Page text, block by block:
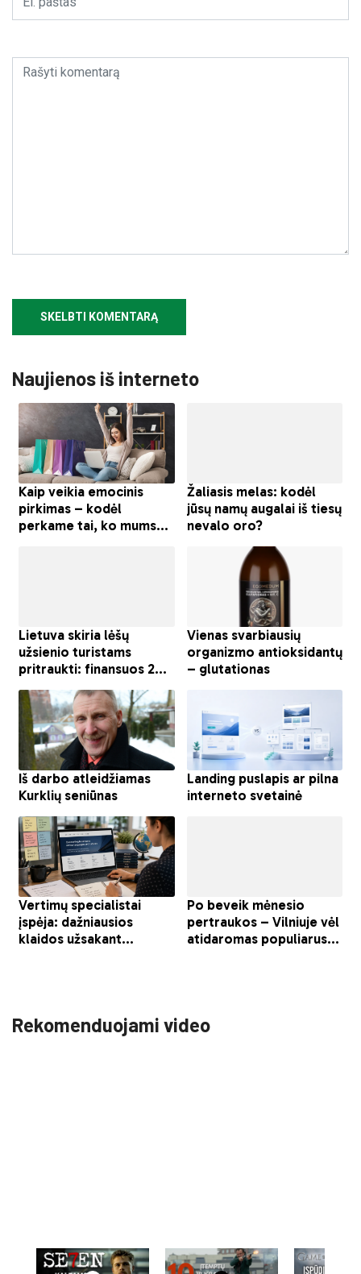
Naujienos iš interneto
Rekomenduojami video